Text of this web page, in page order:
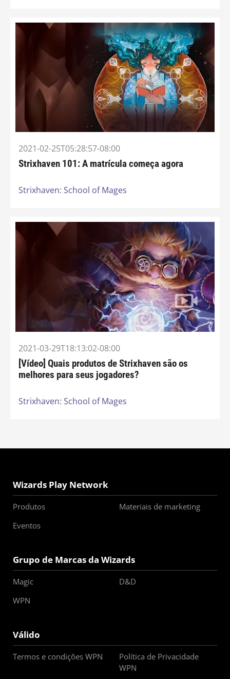
2021-02-25T05:28:57-08:00
Strixhaven 101: A matrícula começa agora
Strixhaven: School of Mages
2021-03-29T18:13:02-08:00
[Vídeo] Quais produtos de Strixhaven são os
melhores para seus jogadores?
Strixhaven: School of Mages
Wizards Play Network
Produtos
Materiais de marketing
Eventos
Grupo de Marcas da Wizards
Magic
D&D
WPN
Válido
Termos e condições WPN
Política de Privacidade
WPN